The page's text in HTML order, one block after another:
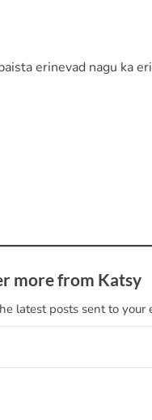
erinevad nagu ka
more from Katsy
latest posts sent to your